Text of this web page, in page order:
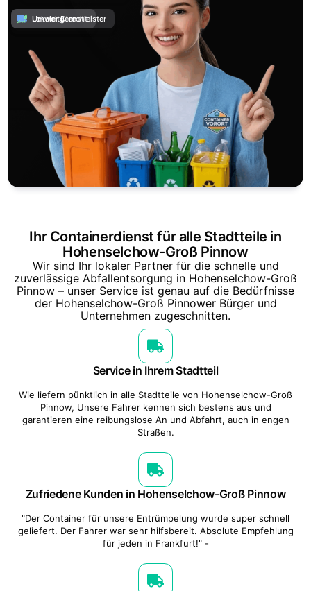
Umweltgerecht
Lokaler Dienstleister
Ihr Containerdienst für alle Stadtteile in
Hohenselchow-Groß Pinnow
Wir sind Ihr lokaler Partner für die schnelle und
zuverlässige Abfallentsorgung in Hohenselchow-Groß
Pinnow – unser Service ist genau auf die Bedürfnisse
der Hohenselchow-Groß Pinnower Bürger und
Unternehmen zugeschnitten.
Service in Ihrem Stadtteil
Wie liefern pünktlich in alle Stadtteile von Hohenselchow-Groß
Pinnow, Unsere Fahrer kennen sich bestens aus und
garantieren eine reibungslose An und Abfahrt, auch in engen
Straßen.
Zufriedene Kunden in Hohenselchow-Groß Pinnow
"Der Container für unsere Entrümpelung wurde super schnell
geliefert. Der Fahrer war sehr hilfsbereit. Absolute Empfehlung
für jeden in Frankfurt!" -